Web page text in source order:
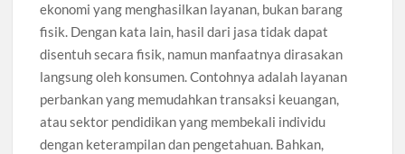
ekonomi yang menghasilkan layanan, bukan barang
fisik. Dengan kata lain, hasil dari jasa tidak dapat
disentuh secara fisik, namun manfaatnya dirasakan
langsung oleh konsumen. Contohnya adalah layanan
perbankan yang memudahkan transaksi keuangan,
atau sektor pendidikan yang membekali individu
dengan keterampilan dan pengetahuan. Bahkan,